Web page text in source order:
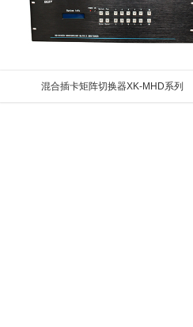
混合插卡矩阵切换器XK-MHD系列